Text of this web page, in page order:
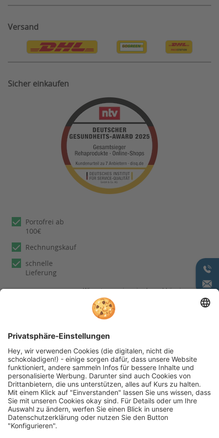
Reklamation
Privatsphäre Einstellungen
Bonus System
Bestellung Widerruf
Versand
Sicher einkaufen
Portofrei ab
100€
Rechnungskauf
schnelle
Lieferung
Wir nutzen reviews.io als unabhängigen
Dienstleister für die Einholung von
Bewertungen. Erfahren Sie mehr unter
unserenInformationen zu
Kundenbewertungen
Folgen Sie rehashop auch auf folgenden Kanälen
* Alle Preise inkl. gesetzl. Mehrwertsteuer zzgl.
Versandkosten wenn nicht anders beschrieben